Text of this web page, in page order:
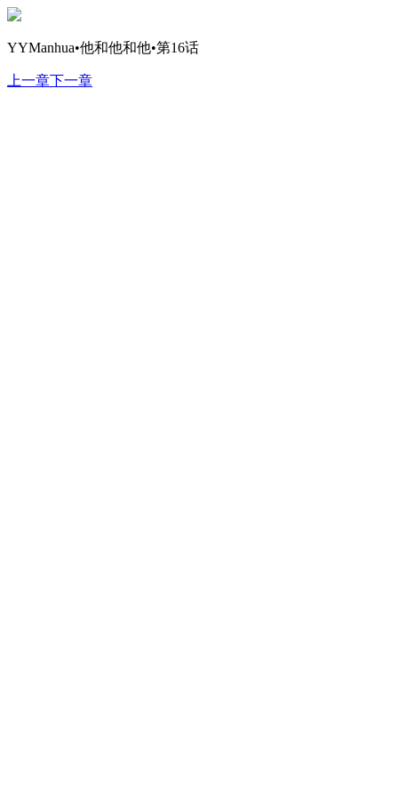
YYManhua•他和他和他•第16话
上一章下一章